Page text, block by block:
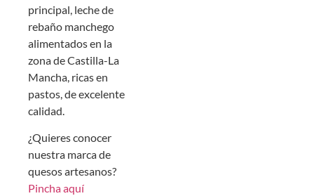
principal, leche de
rebaño manchego
alimentados en la
zona de Castilla-La
Mancha, ricas en
pastos, de excelente
calidad.
¿Quieres conocer
nuestra marca de
quesos artesanos?
Pincha aquí